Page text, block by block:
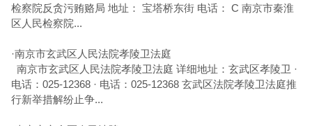
检察院反贪污贿赂局 地址： 宝塔桥东街 电话： C 南京市秦淮
区人民检察院...
·南京市玄武区人民法院孝陵卫法庭
南京市玄武区人民法院孝陵卫法庭 详细地址：玄武区孝陵卫 ·
电话：025-12368 · 电话：025-12368 玄武区法院孝陵卫法庭推
行新举措解纷止争...